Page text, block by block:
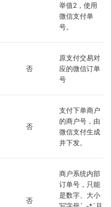
举值2，使用
微信支付单
号。
否
原支付交易对
应的微信订单
号
否
支付下单商户
的商户号，由
微信支付生成
并下发。
否
商户系统内部
订单号，只能
是数字、大小